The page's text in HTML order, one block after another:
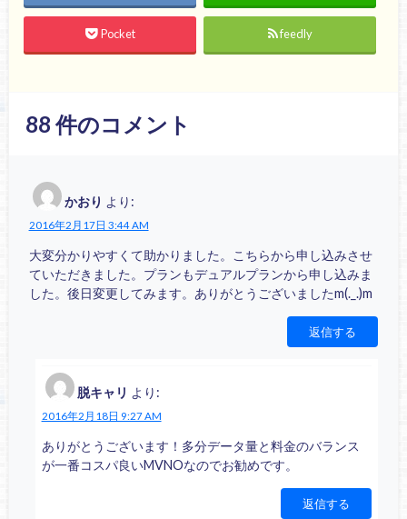
Pocket feedly
88件のコメント
かおり より:
2016年2月17日 3:44 AM
大変分かりやすくて助かりました。こちらから申し込みさせ
ていただきました。プランもデュアルプランから申し込みま
した。後日変更してみます。ありがとうございましたm(._.)m
返信する
脱キャリ より:
2016年2月18日 9:27 AM
ありがとうございます！多分データ量と料金のバランス
が一番コスパ良いMVNOなのでお勧めです。
返信する